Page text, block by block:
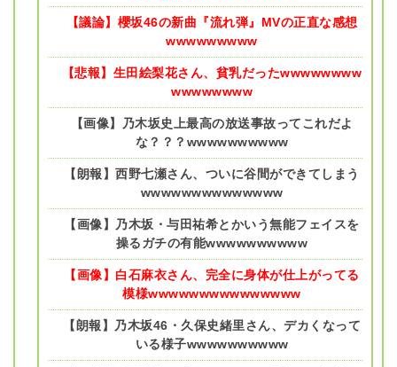
【議論】櫻坂46の新曲『流れ弾』MVの正直な感想
wwwwwwwww
【悲報】生田絵梨花さん、貧乳だったwwwwwwww
wwwwwwww
【画像】乃木坂史上最高の放送事故ってこれだよ
な？？？wwwwwwwwww
【朗報】西野七瀬さん、ついに谷間ができてしまう
wwwwwwwwwwwwww
【画像】乃木坂・与田祐希とかいう無能フェイスを
操るガチの有能wwwwwwwwww
【画像】白石麻衣さん、完全に身体が仕上がってる
模様wwwwwwwwwwwwwww
【朗報】乃木坂46・久保史緒里さん、デカくなって
いる様子wwwwwwwwww